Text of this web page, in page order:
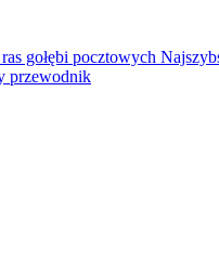
gołębi pocztowych
przewodnik